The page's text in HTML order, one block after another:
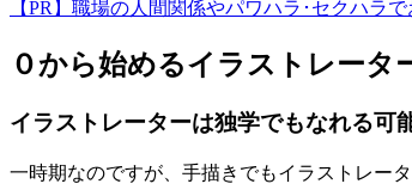
【PR】職場の人間関係やパワハラ･セクハラ
０から始めるイラストレータ
イラストレーターは独学でもなれる可
一時期なのですが、手描きでもイラストレー